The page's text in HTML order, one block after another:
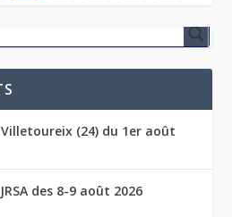
(24) du 1er août
des 8-9 août 2026